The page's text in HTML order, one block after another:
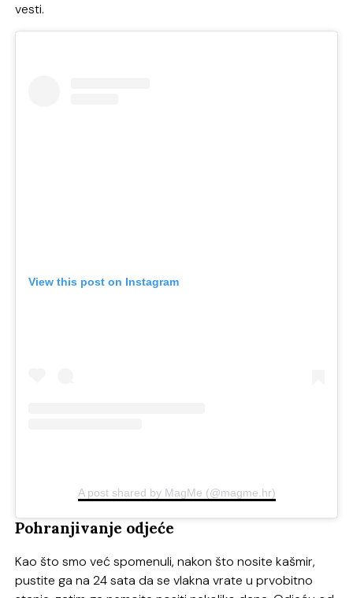
vesti.
View this post on Instagram
A post shared by MagMe (@magme.hr)
Pohranjivanje odjeće
Kao što smo već spomenuli, nakon što nosite kašmir,
pustite ga na 24 sata da se vlakna vrate u prvobitno